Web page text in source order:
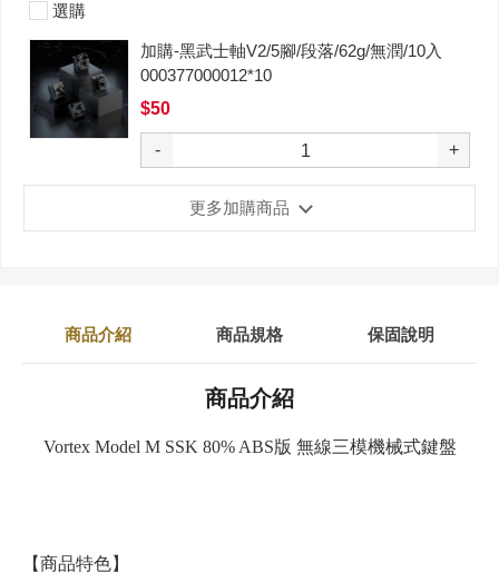
選購
加購-黑武士軸V2/5腳/段落/62g/無潤/10入
000377000012*10
$50
- +
更多加購商品
商品介紹 商品規格 保固說明
商品介紹
Vortex Model M SSK 80% ABS版 無線三模機械式鍵盤
【商品特色】